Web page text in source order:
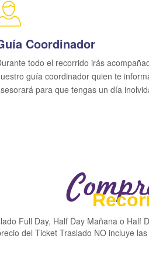
Coordinador
todo el recorrido irás
guía coordinador quien te
Full Day, Half Day Mañana o
del Ticket Traslado NO incluye